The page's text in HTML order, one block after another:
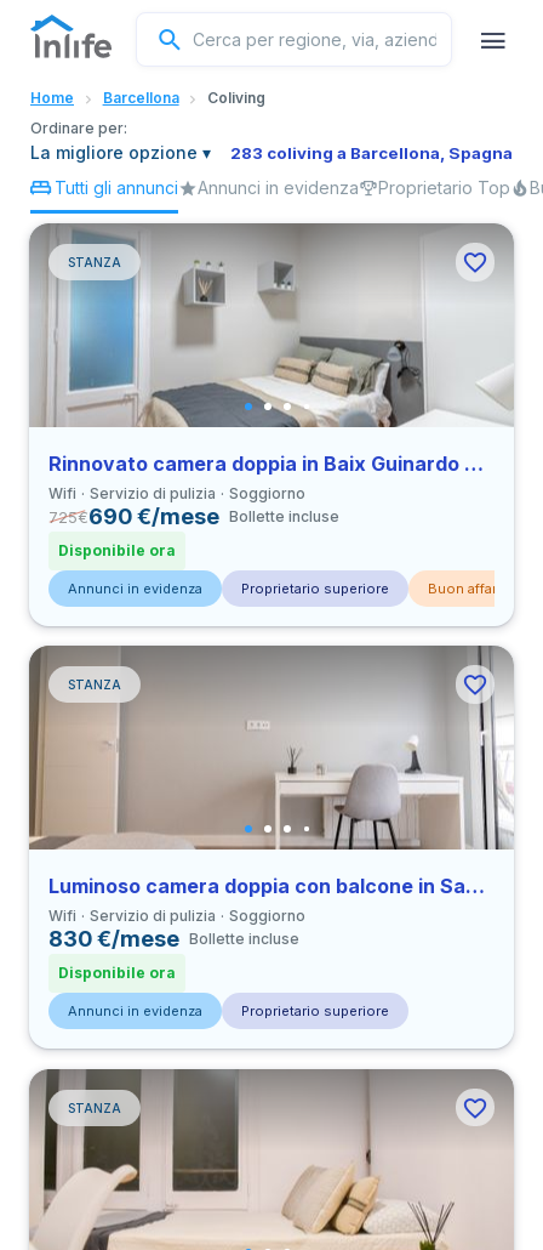
Home Barcellona
Coliving
Ordinare per:
La migliore opzione ▾ 283 coliving a Barcellona, Spagna
Tutti gli annunci Annunci in evidenza Proprietario Top
STANZA
Rinnovato camera doppia in Baix Guinardo vicino a all’Università UBL
Wifi Servizio di pulizia Soggiorno
725€690 €/mese Bollette incluse
Disponibile ora
Annunci in evidenza Proprietario superiore Buon affare
STANZA
Luminoso camera doppia con balcone in Sant Gervasi-Galvany
Wifi Servizio di pulizia Soggiorno
830 €/mese Bollette incluse
Disponibile ora
Annunci in evidenza Proprietario superiore
STANZA
Inglese
Portoghese
Italiano
Spagnolo